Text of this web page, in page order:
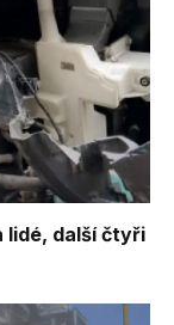
lidé, další čtyři